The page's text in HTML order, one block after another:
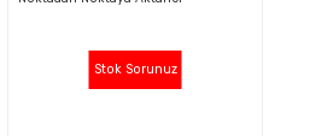
Stok Sorunuz